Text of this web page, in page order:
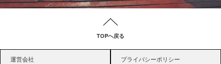
TOPへ戻る
運営会社 プライバシーポリシー